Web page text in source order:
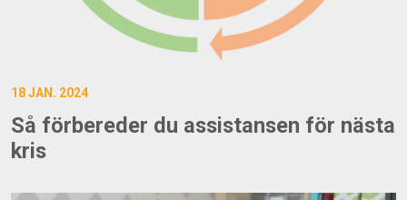
18 JAN. 2024
Så förbereder du assistansen för nästa
kris